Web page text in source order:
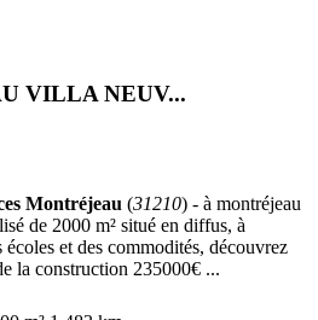
VILLA NEUV...
Montréjeau (31210) - à montréjeau
de 2000 m² situé en diffus, à
et des commodités, découvrez
la construction 235000€ ...